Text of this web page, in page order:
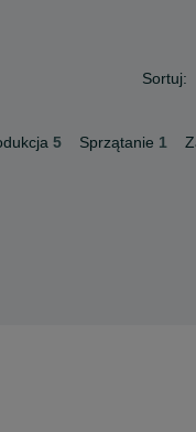
Sortuj:
5 Sprzątanie 1